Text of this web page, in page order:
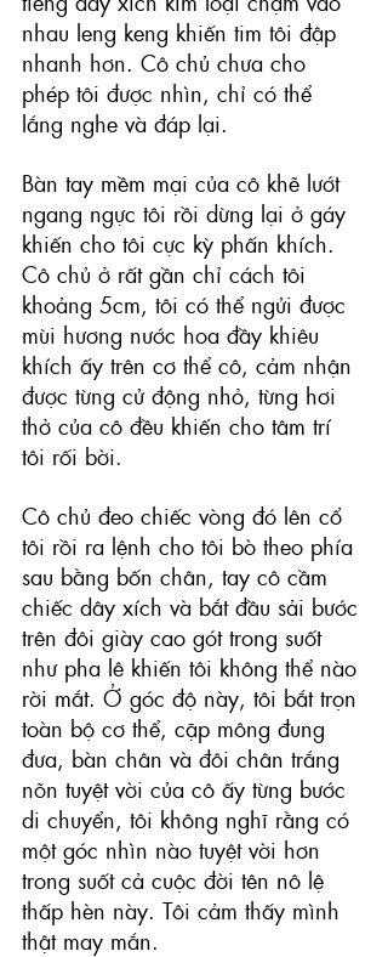
nhau leng keng khiến tim tôi đập
nhanh hơn. Cô chủ chưa cho
phép tôi được nhìn, chỉ có thể
lắng nghe và đáp lại.
Bàn tay mềm mại của cô khẽ lướt
ngang ngực tôi rồi dừng lại ở gáy
khiến cho tôi cực kỳ phấn khích.
Cô chủ ở rất gần chỉ cách tôi
khoảng 5cm, tôi có thể ngửi được
mùi hương nước hoa đầy khiêu
khích ấy trên cơ thể cô, cảm nhận
được từng cử động nhỏ, từng hơi
thở của cô đều khiến cho tâm trí
tôi rối bời.
Cô chủ đeo chiếc vòng đó lên cổ
tôi rồi ra lệnh cho tôi bò theo phía
sau bằng bốn chân, tay cô cầm
chiếc dây xích và bắt đầu sải bước
trên đôi giày cao gót trong suốt
như pha lê khiến tôi không thể nào
rời mắt. Ở góc độ này, tôi bắt trọn
toàn bộ cơ thể, cặp mông đung
đưa, bàn chân và đôi chân trắng
nõn tuyệt vời của cô ấy từng bước
di chuyển, tôi không nghĩ rằng có
một góc nhìn nào tuyệt vời hơn
trong suốt cả cuộc đời tên nô lệ
thấp hèn này. Tôi cảm thấy mình
thật may mắn.